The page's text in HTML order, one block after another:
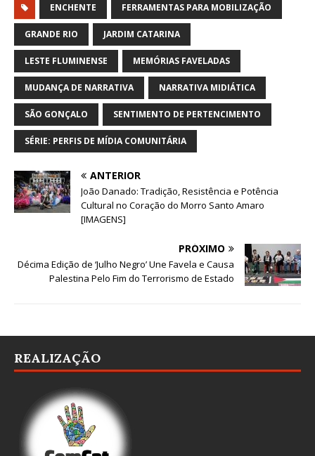
ENCHENTE FERRAMENTAS PARA MOBILIZAÇÃO
GRANDE RIO JARDIM CATARINA
LESTE FLUMINENSE MEMÓRIAS FAVELADAS
MUDANÇA DE NARRATIVA NARRATIVA MIDIÁTICA
SÃO GONÇALO SENTIMENTO DE PERTENCIMENTO
SÉRIE: PERFIS DE MÍDIA COMUNITÁRIA
ANTERIOR
João Danado: Tradição, Resistência e Potência
Cultural no Coração do Morro Santo Amaro
[IMAGENS]
PRÓXIMO
Décima Edição de ‘Julho Negro’ Une Favela e Causa
Palestina Pelo Fim do Terrorismo de Estado
REALIZAÇÃO